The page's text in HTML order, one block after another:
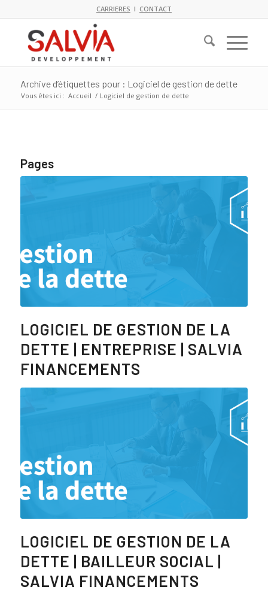
CARRIERES I CONTACT
Archive d’étiquettes pour : Logiciel de gestion de dette
Vous êtes ici : Accueil / Logiciel de gestion de dette
Pages
LOGICIEL DE GESTION DE LA
DETTE | ENTREPRISE | SALVIA
FINANCEMENTS
LOGICIEL DE GESTION DE LA
DETTE | BAILLEUR SOCIAL |
SALVIA FINANCEMENTS